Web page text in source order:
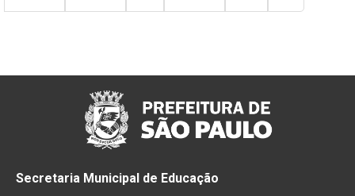
Secretaria Municipal de Educação